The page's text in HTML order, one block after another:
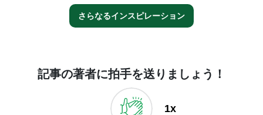
さらなるインスピレーション
記事の著者に拍手を送りましょう！
1x